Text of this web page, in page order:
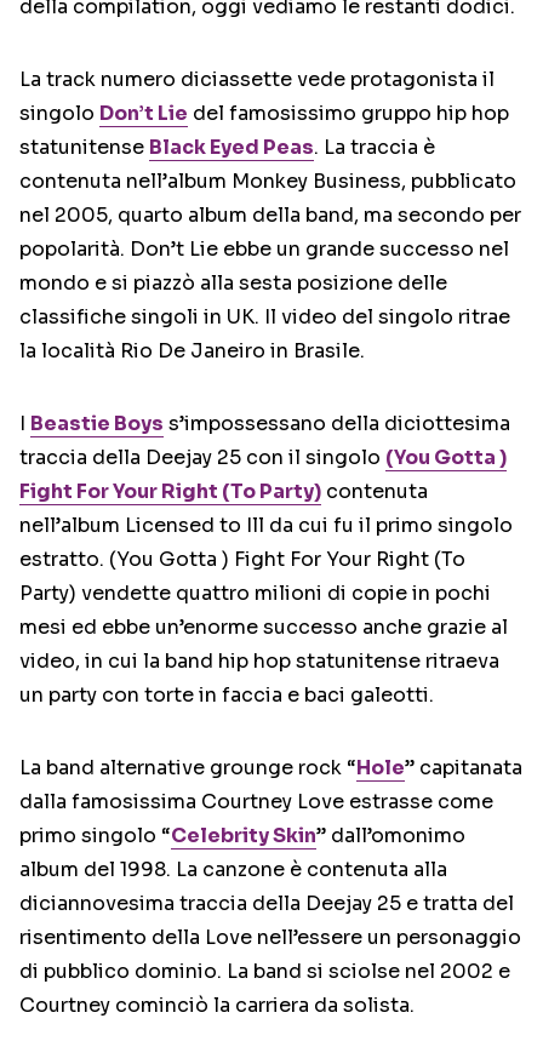
della compilation, oggi vediamo le restanti dodici.
La track numero diciassette vede protagonista il
singolo Don’t Lie del famosissimo gruppo hip hop
statunitense Black Eyed Peas. La traccia è
contenuta nell’album Monkey Business, pubblicato
nel 2005, quarto album della band, ma secondo per
popolarità. Don’t Lie ebbe un grande successo nel
mondo e si piazzò alla sesta posizione delle
classifiche singoli in UK. Il video del singolo ritrae
la località Rio De Janeiro in Brasile.
I Beastie Boys s’impossessano della diciottesima
traccia della Deejay 25 con il singolo (You Gotta )
Fight For Your Right (To Party) contenuta
nell’album Licensed to Ill da cui fu il primo singolo
estratto. (You Gotta ) Fight For Your Right (To
Party) vendette quattro milioni di copie in pochi
mesi ed ebbe un’enorme successo anche grazie al
video, in cui la band hip hop statunitense ritraeva
un party con torte in faccia e baci galeotti.
La band alternative grounge rock “Hole” capitanata
dalla famosissima Courtney Love estrasse come
primo singolo “Celebrity Skin” dall’omonimo
album del 1998. La canzone è contenuta alla
diciannovesima traccia della Deejay 25 e tratta del
risentimento della Love nell’essere un personaggio
di pubblico dominio. La band si sciolse nel 2002 e
Courtney cominciò la carriera da solista.